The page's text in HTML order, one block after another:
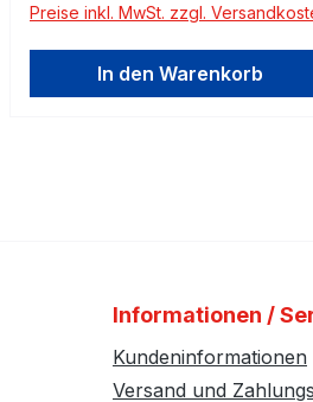
Preise inkl. MwSt. zzgl.
In den Warenkorb
Informationen /
Kundeninformationen
Versand und